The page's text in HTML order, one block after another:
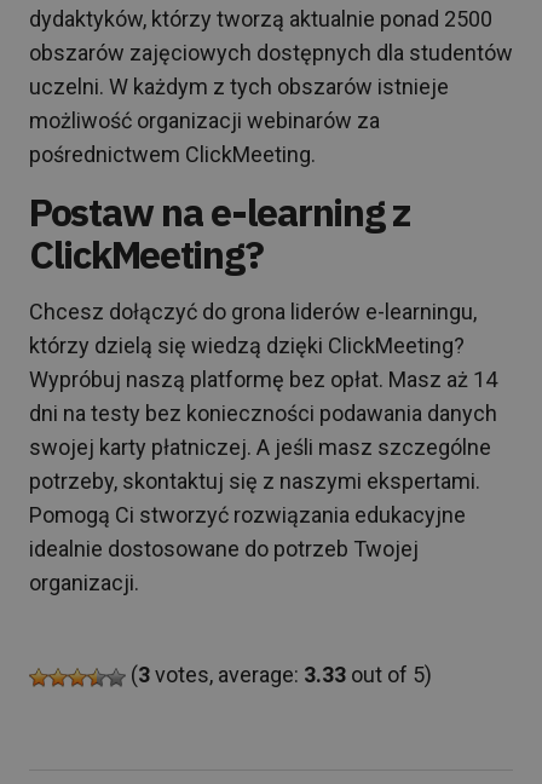
dydaktyków, którzy tworzą aktualnie ponad 2500
obszarów zajęciowych dostępnych dla studentów
uczelni. W każdym z tych obszarów istnieje
możliwość organizacji webinarów za
pośrednictwem ClickMeeting.
Postaw na e-learning z
ClickMeeting?
Chcesz dołączyć do grona liderów e-learningu,
którzy dzielą się wiedzą dzięki ClickMeeting?
Wypróbuj naszą platformę bez opłat. Masz aż 14
dni na testy bez konieczności podawania danych
swojej karty płatniczej. A jeśli masz szczególne
potrzeby, skontaktuj się z naszymi ekspertami.
Pomogą Ci stworzyć rozwiązania edukacyjne
idealnie dostosowane do potrzeb Twojej
organizacji.
(3votes, average: 3.33 out of 5)